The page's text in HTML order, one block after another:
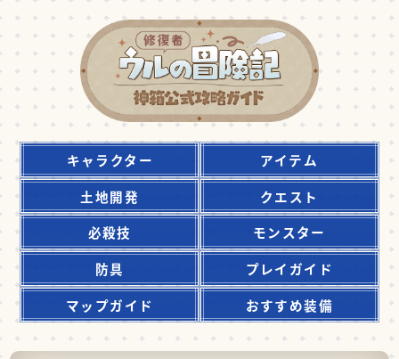
キャラクター
アイテム
土地開発
クエスト
必殺技
モンスター
防具
プレイガイド
マップガイド
おすすめ装備